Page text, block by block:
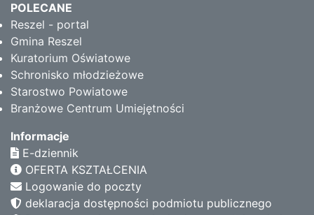
POLECANE
Reszel - portal
Gmina Reszel
Kuratorium Oświatowe
Schronisko młodzieżowe
Starostwo Powiatowe
Branżowe Centrum Umiejętności
Informacje
E-dziennik
OFERTA KSZTAŁCENIA
Logowanie do poczty
deklaracja dostępności podmiotu publicznego